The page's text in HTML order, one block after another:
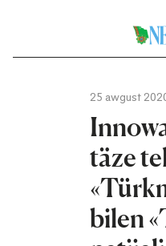
25 awgust
täze
bilen